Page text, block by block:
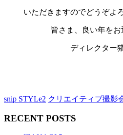
いただきますのでどうぞよ
皆さま、良い年をお
ディレクター
snip STYLe2 クリエイティブ撮影
RECENT POSTS